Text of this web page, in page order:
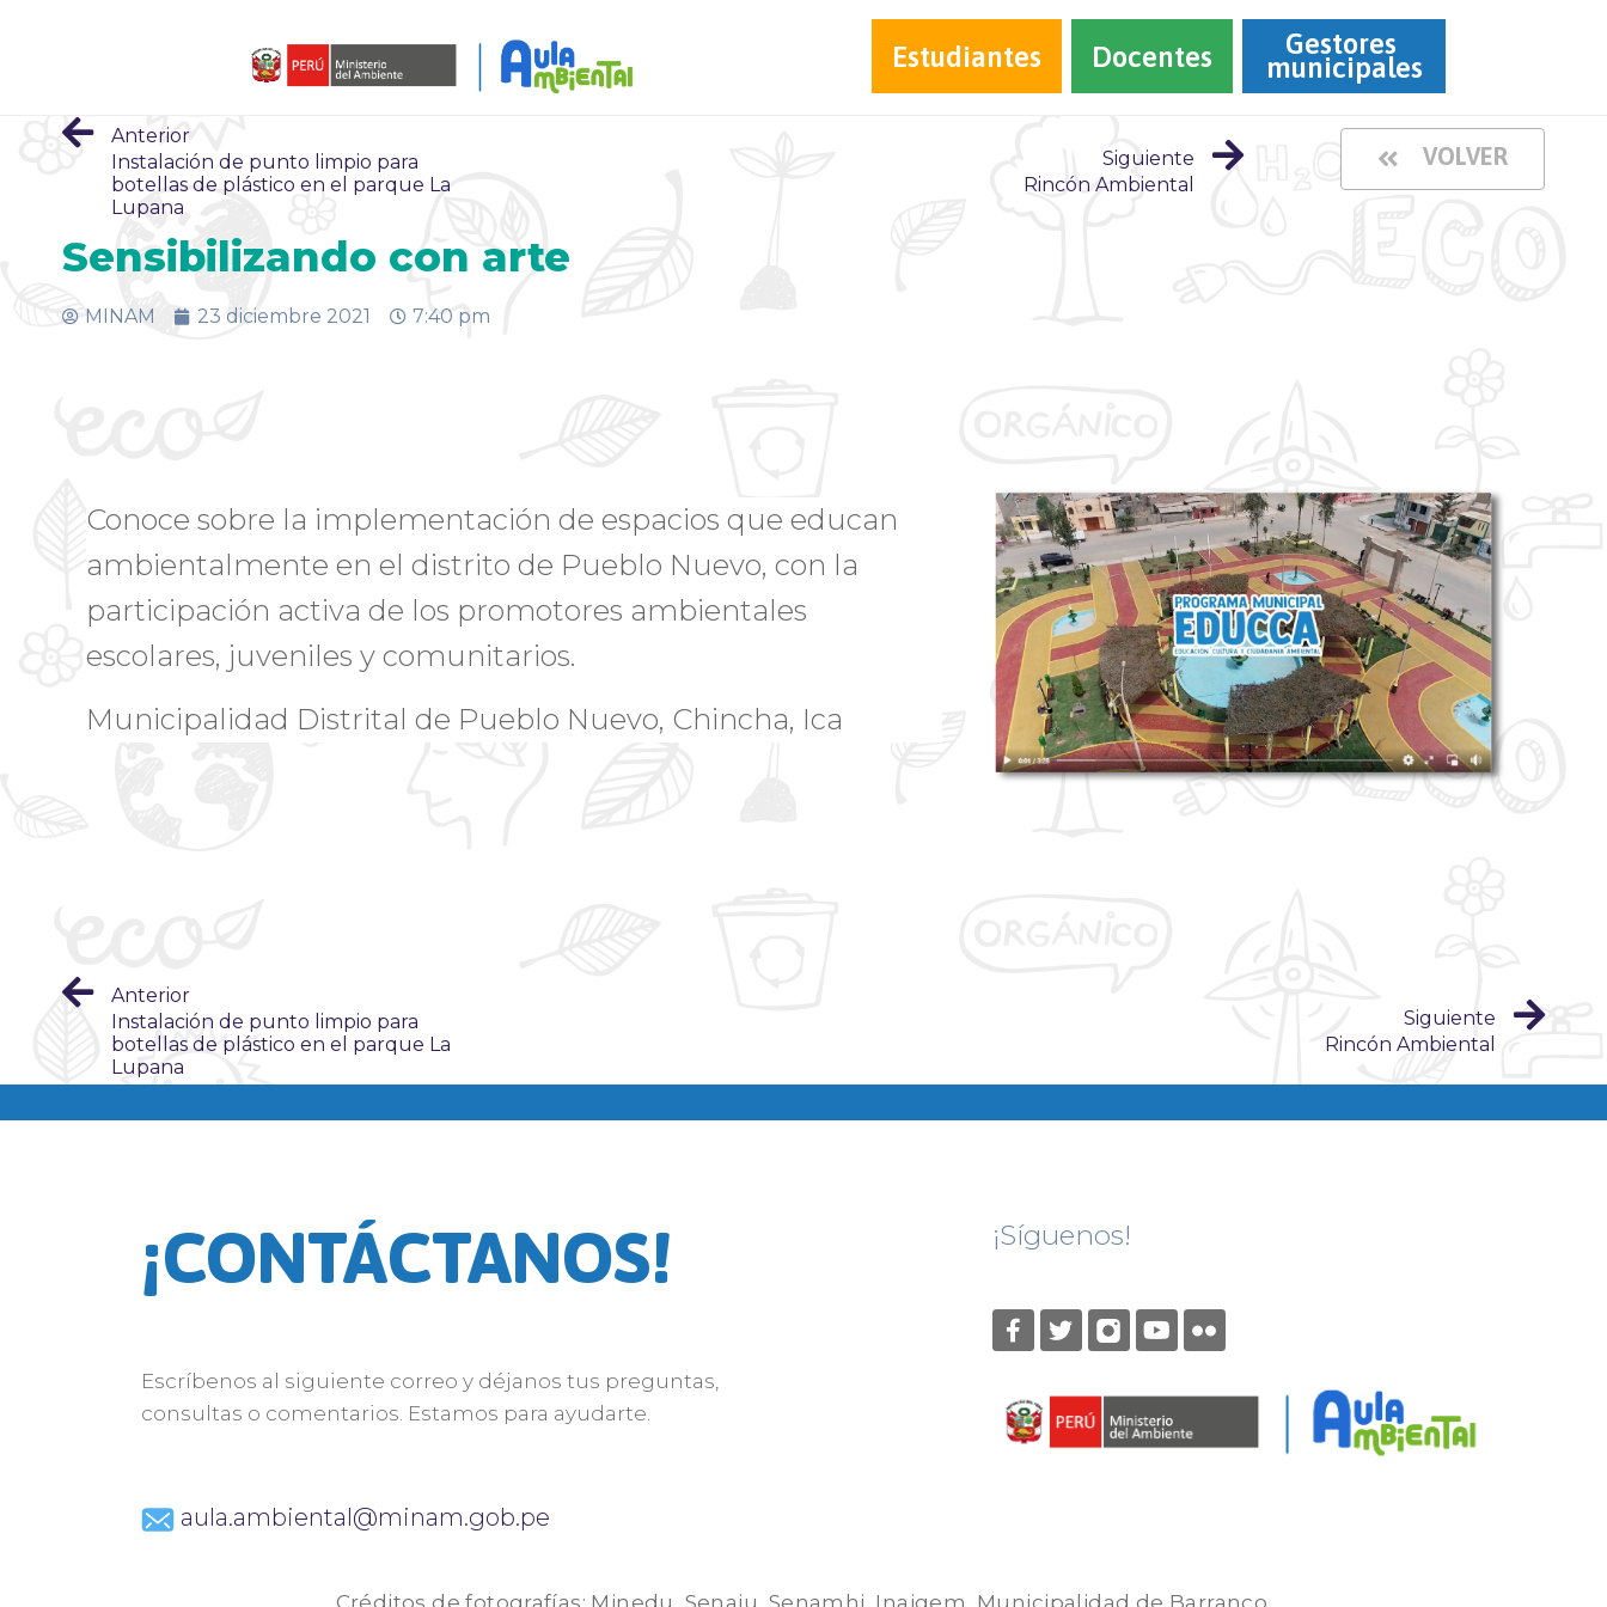
Estudiantes Docentes Gestores
municipales
Anterior
Instalación de punto limpio para
botellas de plástico en el parque La
Lupana
Siguiente
Rincón Ambiental
VOLVER
Sensibilizando con arte
MINAM 23 diciembre 2021 7:40 pm
Conoce sobre la implementación de espacios que educan
ambientalmente en el distrito de Pueblo Nuevo, con la
participación activa de los promotores ambientales
escolares, juveniles y comunitarios.
Municipalidad Distrital de Pueblo Nuevo, Chincha, Ica
Anterior
Instalación de punto limpio para
botellas de plástico en el parque La
Lupana
Siguiente
Rincón Ambiental
¡CONTÁCTANOS!
Escríbenos al siguiente correo y déjanos tus preguntas,
consultas o comentarios. Estamos para ayudarte.
aula.ambiental@minam.gob.pe
¡Síguenos!